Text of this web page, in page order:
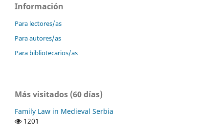
Información
Para lectores/as
Para autores/as
Para bibliotecarios/as
Más visitados (60 días)
Family Law in Medieval Serbia
1201